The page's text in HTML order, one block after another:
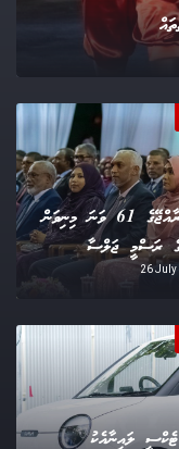
ދިވެހިރާއްޖޭގެ 61 ވަނަ މިނިވަން
ރަސްމީ ޖަލްސާ
26 July
ލައިނާއެކު